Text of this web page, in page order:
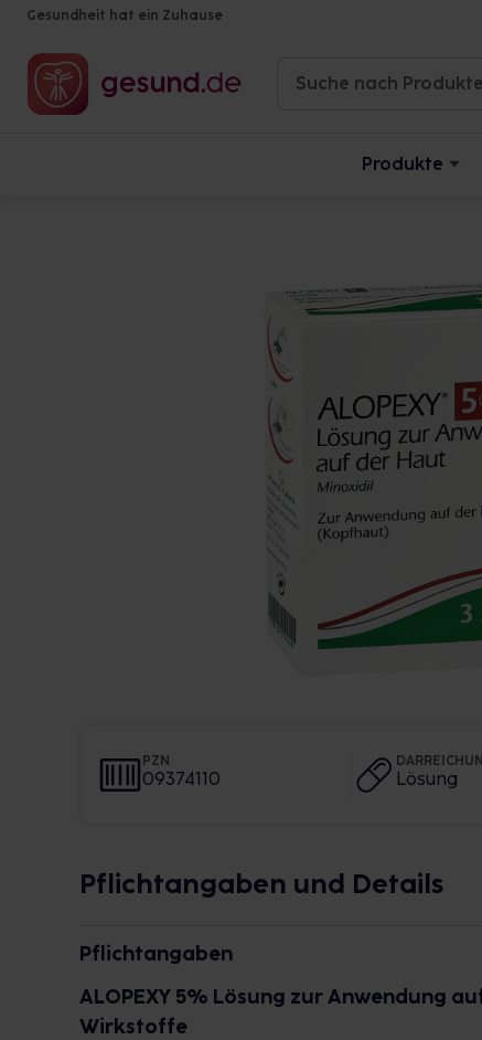
Gesundheit hat ein Zuhause
Produkte
PZN
09374110 Lösung
Pflichtangaben und Details
Pflichtangaben
ALOPEXY 5% Lösung zur Anwendung
Wirkstoffe